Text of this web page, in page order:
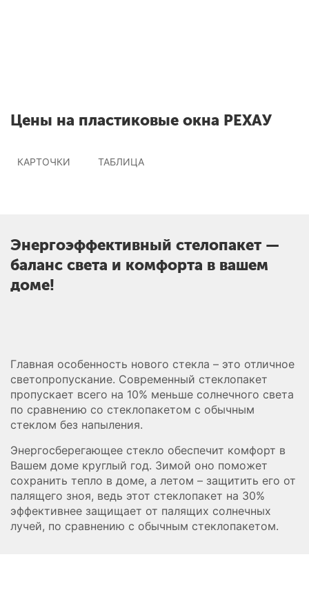
Цены на пластиковые окна РЕХАУ
КАРТОЧКИ ТАБЛИЦА
Энергоэффективный стелопакет —
баланс света и комфорта в вашем
доме!
Главная особенность нового стекла – это отличное
светопропускание. Современный стеклопакет
пропускает всего на 10% меньше солнечного света
по сравнению со стеклопакетом с обычным
стеклом без напыления.
Энергосберегающее стекло обеспечит комфорт в
Вашем доме круглый год. Зимой оно поможет
сохранить тепло в доме, а летом – защитить его от
палящего зноя, ведь этот стеклопакет на 30%
эффективнее защищает от палящих солнечных
лучей, по сравнению с обычным стеклопакетом.